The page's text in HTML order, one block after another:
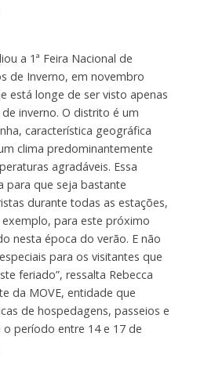
a 1ª Feira Nacional de
de Inverno, em novembro
está longe de ser visto apenas
inverno. O distrito é um
característica geográfica
clima predominantemente
agradáveis. Essa
para que seja bastante
durante todas as estações,
para este próximo
nesta época do verão. E não
para os visitantes que
feriado”, ressalta Rebecca
da MOVE, entidade que
de hospedagens, passeios e
período entre 14 e 17 de